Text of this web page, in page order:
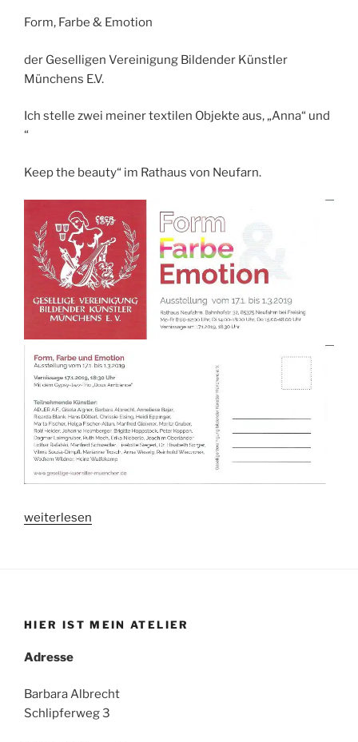
Form, Farbe & Emotion
der Geselligen Vereinigung Bildender Künstler
Münchens E.V.
Ich stelle zwei meiner textilen Objekte aus, „Anna“ und
“
Keep the beauty“ im Rathaus von Neufarn.
„Ausstellungen“
weiterlesen
HIER IST MEIN ATELIER
Adresse
Barbara Albrecht
Schlipferweg 3